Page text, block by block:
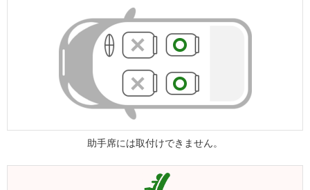
助手席には取付けできません。